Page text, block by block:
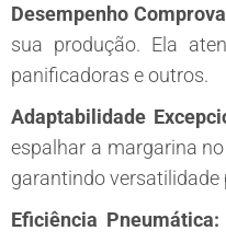
Desempenho
sua produção. Ela
panificadoras e outros.
Adaptabilidade
espalhar a margarina
garantindo versatilidade
Eficiência Pneumática: